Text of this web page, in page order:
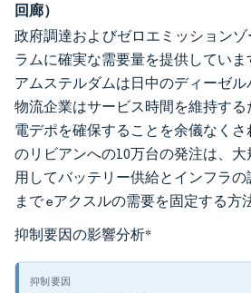
回廊）
政府調達およびゼロエミッション
ラムに確実な需要量を提供していま
アムステルダムは日中のディーゼル
物流企業はサービス時間を維持す
電デポを確保することを余儀なく
のリビアンへの10万台の発注は、
用してバッテリー供給とインフラ
まで eアクスルの需要を固定する方
抑制要因の影響分析*